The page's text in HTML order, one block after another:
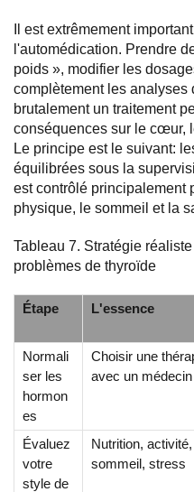
Il est extrêmement
l'automédication. Prendre
poids », modifier les
complètement les analyses
brutalement un traitement
conséquences sur le cœur,
Le principe est le suivant:
équilibrées sous la
est contrôlé principalement
physique, le sommeil et la
Tableau 7. Stratégie
problèmes de thyroïde
Étape L'essence
Normali
ser les
hormon
es
Choisir une
avec un médecin
Évaluez
votre
style de
Nutrition, activité,
sommeil, stress